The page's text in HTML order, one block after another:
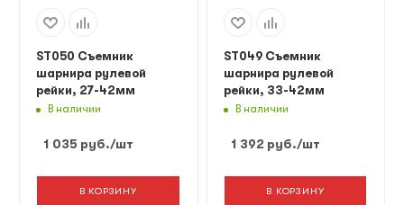
ST050 Съемник
шарнира рулевой
рейки, 27-42мм
В наличии
1 035 руб./шт
В КОРЗИНУ
ST049 Съемник
шарнира рулевой
рейки, 33-42мм
В наличии
1 392 руб./шт
В КОРЗИНУ